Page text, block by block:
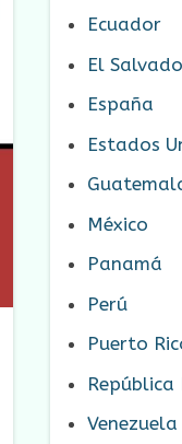
Ecuador
El
España
Estados
México
Panamá
Perú
Puerto
República
Venezuela